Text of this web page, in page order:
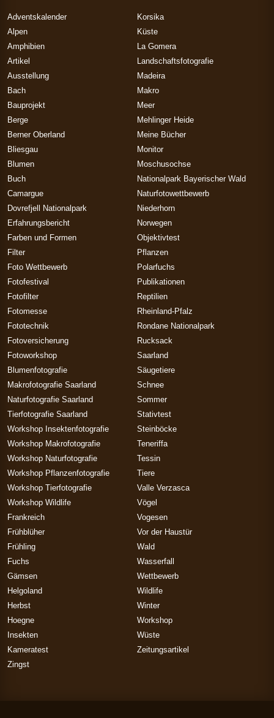
Adventskalender
Alpen
Amphibien
Artikel
Ausstellung
Bach
Bauprojekt
Berge
Berner Oberland
Bliesgau
Blumen
Buch
Camargue
Dovrefjell Nationalpark
Erfahrungsbericht
Farben und Formen
Filter
Foto Wettbewerb
Fotofestival
Fotofilter
Fotomesse
Fototechnik
Fotoversicherung
Fotoworkshop
Blumenfotografie
Makrofotografie Saarland
Naturfotografie Saarland
Tierfotografie Saarland
Workshop Insektenfotografie
Workshop Makrofotografie
Workshop Naturfotografie
Workshop Pflanzenfotografie
Workshop Tierfotografie
Workshop Wildlife
Frankreich
Frühblüher
Frühling
Fuchs
Gämsen
Helgoland
Herbst
Hoegne
Insekten
Kameratest
Korsika
Küste
La Gomera
Landschaftsfotografie
Madeira
Makro
Meer
Mehlinger Heide
Meine Bücher
Monitor
Moschusochse
Nationalpark Bayerischer Wald
Naturfotowettbewerb
Niederhorn
Norwegen
Objektivtest
Pflanzen
Polarfuchs
Publikationen
Reptilien
Rheinland-Pfalz
Rondane Nationalpark
Rucksack
Saarland
Säugetiere
Schnee
Sommer
Stativtest
Steinböcke
Teneriffa
Tessin
Tiere
Valle Verzasca
Vögel
Vogesen
Vor der Haustür
Wald
Wasserfall
Wettbewerb
Wildlife
Winter
Workshop
Wüste
Zeitungsartikel
Zingst